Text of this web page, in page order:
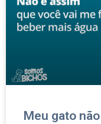
Meu gato